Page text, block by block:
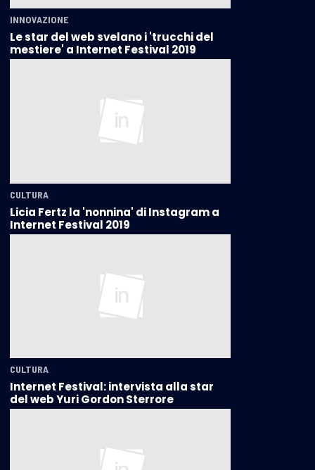
INNOVAZIONE
Le star del web svelano i 'trucchi del
mestiere' a Internet Festival 2019
CULTURA
Licia Fertz la 'nonnina' di Instagram a
Internet Festival 2019
CULTURA
Internet Festival: intervista alla star
del web Yuri Gordon Sterrore